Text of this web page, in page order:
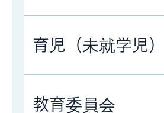
育児（未就学児）
教育委員会